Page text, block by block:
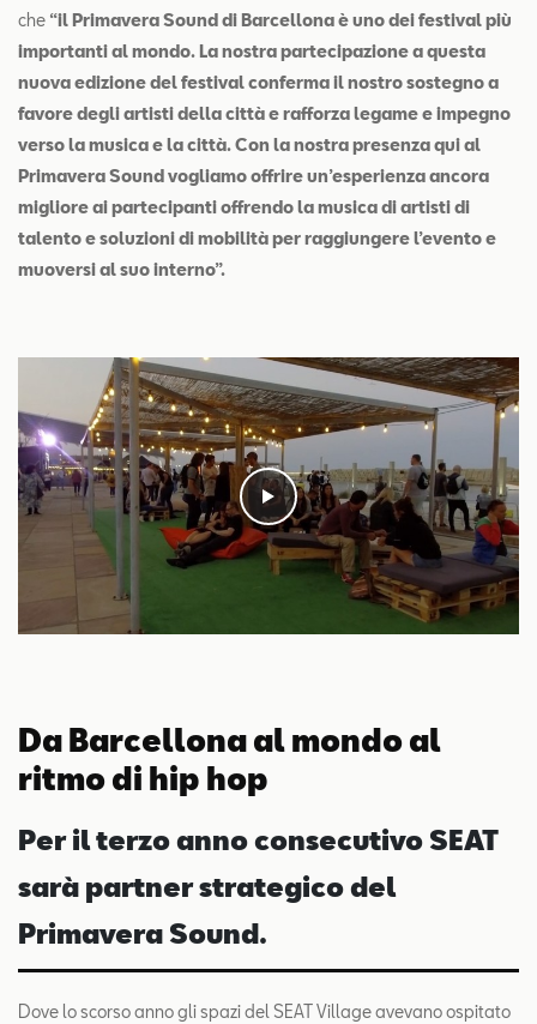
che “il Primavera Sound di Barcellona è uno dei festival più
importanti al mondo. La nostra partecipazione a questa
nuova edizione del festival conferma il nostro sostegno a
favore degli artisti della città e rafforza legame e impegno
verso la musica e la città. Con la nostra presenza qui al
Primavera Sound vogliamo offrire un’esperienza ancora
migliore ai partecipanti offrendo la musica di artisti di
talento e soluzioni di mobilità per raggiungere l’evento e
muoversi al suo interno”.
Da Barcellona al mondo al
ritmo di hip hop
Per il terzo anno consecutivo SEAT
sarà partner strategico del
Primavera Sound.
Dove lo scorso anno gli spazi del SEAT Village avevano ospitato